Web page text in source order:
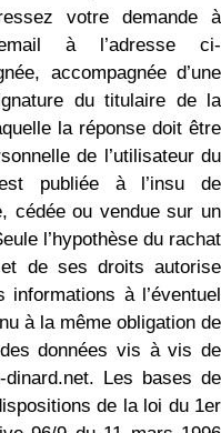
votre demande à
email à l’adresse ci-
accompagnée d’une
du titulaire de la
la réponse doit être
de l’utilisateur du
publiée à l’insu de
cédée ou vendue sur un
l’hypothèse du rachat
de ses droits autorise
à l’éventuel
à la même obligation de
données vis à vis de
dinard.net. Les bases de
de la loi du 1er